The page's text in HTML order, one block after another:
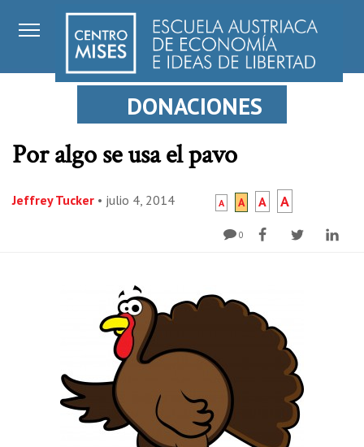
DONACIONES
Por algo se usa el pavo
Jeffrey Tucker • julio 4, 2014 A A A A
0